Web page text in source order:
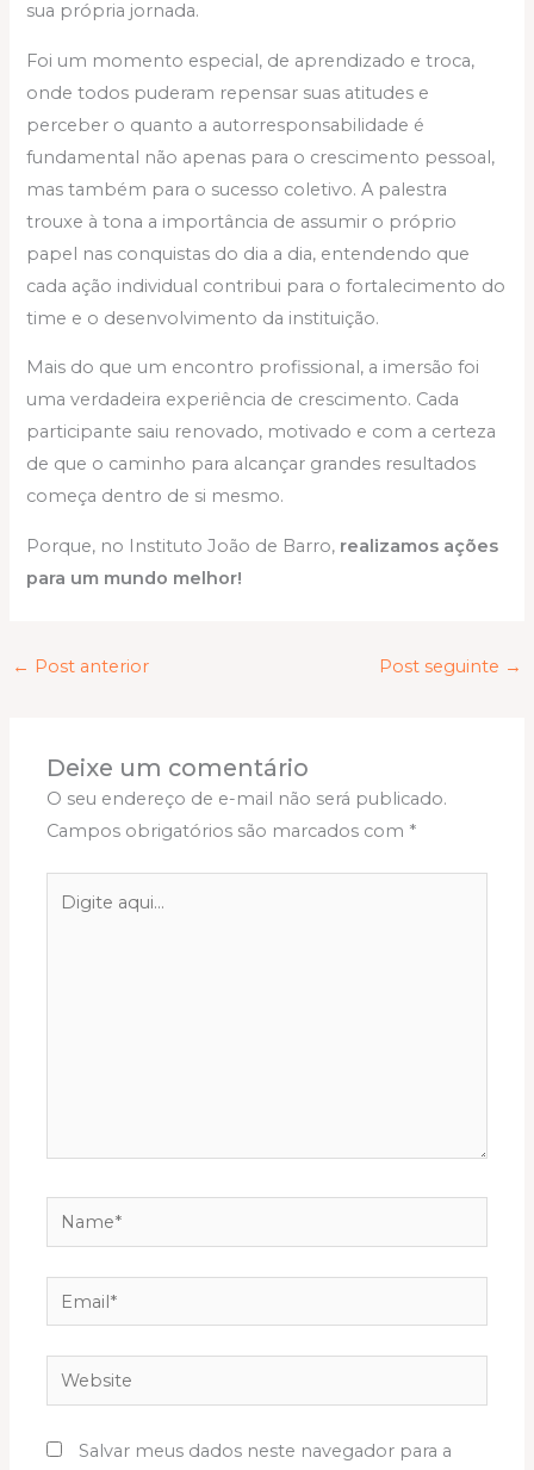
sua própria jornada.
Foi um momento especial, de aprendizado e troca,
onde todos puderam repensar suas atitudes e
perceber o quanto a autorresponsabilidade é
fundamental não apenas para o crescimento pessoal,
mas também para o sucesso coletivo. A palestra
trouxe à tona a importância de assumir o próprio
papel nas conquistas do dia a dia, entendendo que
cada ação individual contribui para o fortalecimento do
time e o desenvolvimento da instituição.
Mais do que um encontro profissional, a imersão foi
uma verdadeira experiência de crescimento. Cada
participante saiu renovado, motivado e com a certeza
de que o caminho para alcançar grandes resultados
começa dentro de si mesmo.
Porque, no Instituto João de Barro, realizamos ações
para um mundo melhor!
← Post anterior Post seguinte →
Deixe um comentário
O seu endereço de e-mail não será publicado.
Campos obrigatórios são marcados com *
Name*
Email*
Website
Salvar meus dados neste navegador para a